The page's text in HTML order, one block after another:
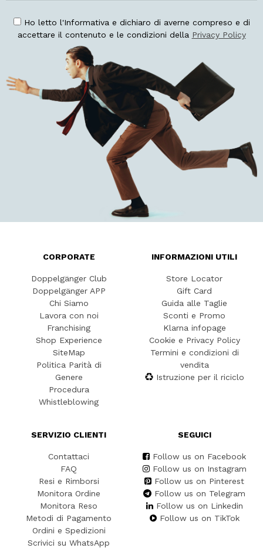
Ho letto l'Informativa e dichiaro di averne compreso e di
accettare il contenuto e le condizioni della Privacy Policy
CORPORATE
Doppelgänger Club
Doppelgänger APP
Chi Siamo
Lavora con noi
Franchising
Shop Experience
SiteMap
Politica Parità di
Genere
Procedura
Whistleblowing
INFORMAZIONI UTILI
Store Locator
Gift Card
Guida alle Taglie
Sconti e Promo
Klarna infopage
Cookie e Privacy Policy
Termini e condizioni di
vendita
Istruzione per il riciclo
SERVIZIO CLIENTI
Contattaci
FAQ
Resi e Rimborsi
Monitora Ordine
Monitora Reso
Metodi di Pagamento
Ordini e Spedizioni
Scrivici su WhatsApp
SEGUICI
Follow us on Facebook
Follow us on Instagram
Follow us on Pinterest
Follow us on Telegram
Follow us on Linkedin
Follow us on TikTok